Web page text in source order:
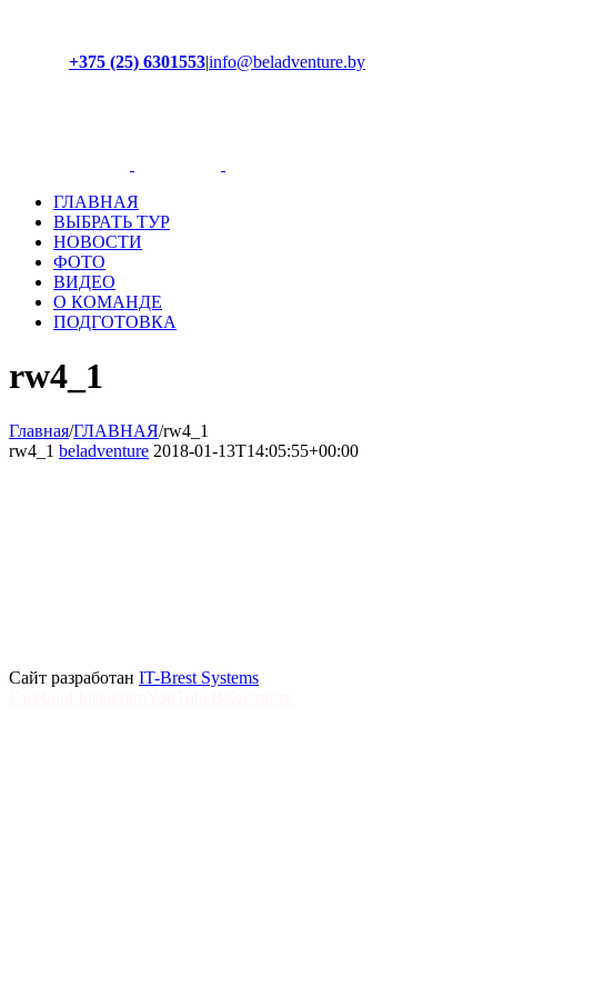
+375 (25) 6301553|info@beladventure.by
ГЛАВНАЯ
ВЫБРАТЬ ТУР
НОВОСТИ
ФОТО
ВИДЕО
О КОМАНДЕ
ПОДГОТОВКА
rw4_1
Главная/ГЛАВНАЯ/rw4_1
rw4_1 beladventure 2018-01-13T14:05:55+00:00
Сайт разработан IT-Brest Systems